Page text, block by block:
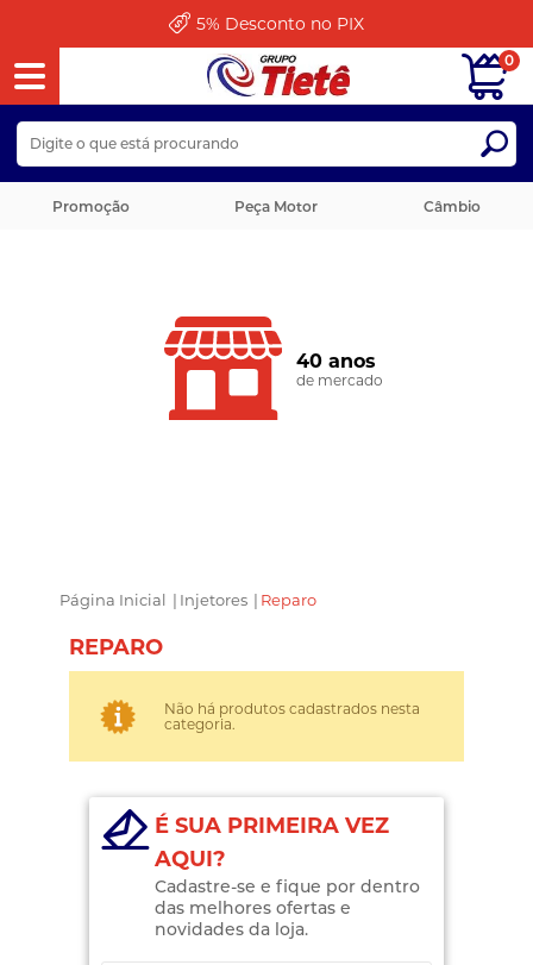
5% Desconto no PIX
Promoção Peça Motor Câmbio
0
40 anos
de mercado
Página Inicial | Injetores | Reparo
REPARO
Não há produtos cadastrados nesta
categoria.
É SUA PRIMEIRA VEZ
AQUI?
Cadastre-se e fique por dentro
das melhores ofertas e
novidades da loja.